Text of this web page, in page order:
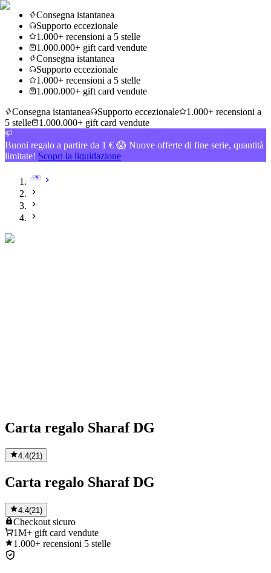
Consegna istantanea
Supporto eccezionale
1.000+ recensioni a 5 stelle
1.000.000+ gift card vendute
Consegna istantanea
Supporto eccezionale
1.000+ recensioni a 5 stelle
1.000.000+ gift card vendute
Consegna istantanea
Supporto eccezionale
1.000+ recensioni a
5 stelle
1.000.000+ gift card vendute
Buoni regalo a partire da 1 € 😱 Nuove offerte di fine serie, quantità
limitate! Scopri la liquidazione
Carta regalo Sharaf DG
4.4(21 )
Carta regalo Sharaf DG
4.4(21)
Checkout sicuro
1M+ gift card vendute
1.000+ recensioni 5 stelle